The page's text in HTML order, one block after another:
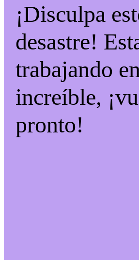
¡Disculpa
desastre!
trabajando
increíble,
pronto!